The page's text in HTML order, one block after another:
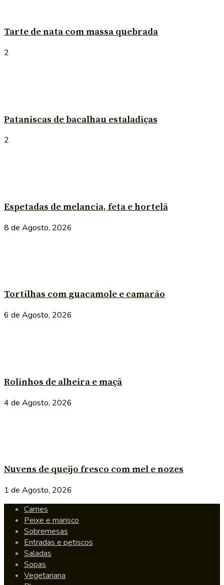
Tarte de nata com massa quebrada
2
Pataniscas de bacalhau estaladiças
2
Espetadas de melancia, feta e hortelã
8 de Agosto, 2026
Tortilhas com guacamole e camarão
6 de Agosto, 2026
Rolinhos de alheira e maçã
4 de Agosto, 2026
Nuvens de queijo fresco com mel e nozes
1 de Agosto, 2026
Carnes
Peixe e marisco
Sobremesas
Entradas e petiscos
Saladas
Sopas
Vegetariana